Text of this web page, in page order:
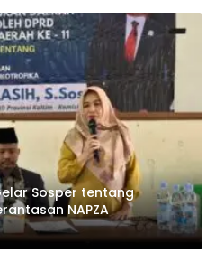
Sosper tentang
NAPZA